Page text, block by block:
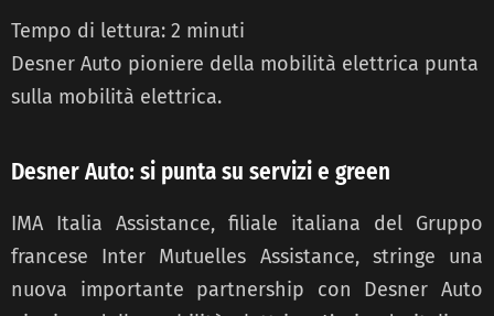
Tempo di lettura: 2 minuti
Desner Auto pioniere della mobilità elettrica punta
sulla mobilità elettrica.
Desner Auto: si punta su servizi e green
IMA Italia Assistance, filiale italiana del Gruppo
francese Inter Mutuelles Assistance, stringe una
nuova importante partnership con Desner Auto